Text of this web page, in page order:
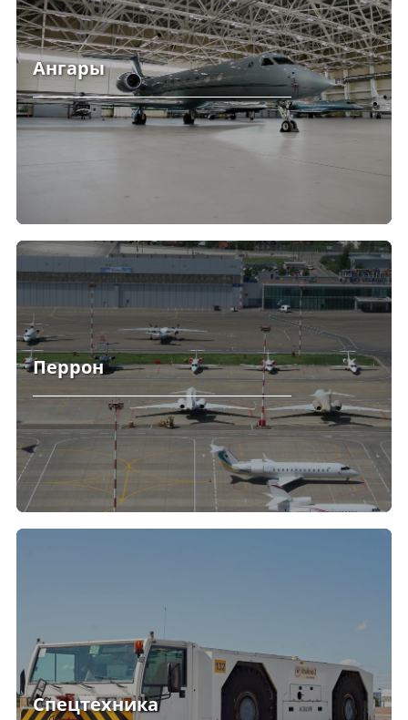
Ангары
Перрон
Спецтехника